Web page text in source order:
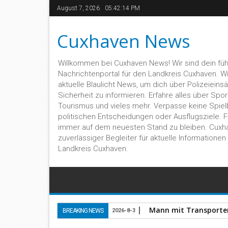
August 7, 2026 05:42:15 PM
Cuxhaven News
Willkommen bei Cuxhaven News! Wir sind dein
Nachrichtenportal für den Landkreis Cuxhaven.
aktuelle Blaulicht News, um dich über
Sicherheit zu informieren. Erfahre alles über
Tourismus und vieles mehr. Verpasse keine
politischen Entscheidungen oder Ausflugsziele.
immer auf dem neuesten Stand zu bleiben.
zuverlässiger Begleiter für aktuelle Informationen
Landkreis Cuxhaven.
BREAKING NEWS Mann mit
2026-8-3